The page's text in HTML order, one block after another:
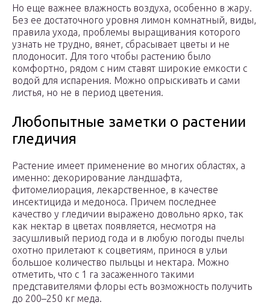
Но еще важнее влажность воздуха, особенно в жару.
Без ее достаточного уровня лимон комнатный, виды,
правила ухода, проблемы выращивания которого
узнать не трудно, вянет, сбрасывает цветы и не
плодоносит. Для того чтобы растению было
комфортно, рядом с ним ставят широкие емкости с
водой для испарения. Можно опрыскивать и сами
листья, но не в период цветения.
Любопытные заметки о растении
гледичия
Растение имеет применение во многих областях, а
именно: декорирование ландшафта,
фитомелиорация, лекарственное, в качестве
инсектицида и медоноса. Причем последнее
качество у гледичии выражено довольно ярко, так
как нектар в цветах появляется, несмотря на
засушливый период года и в любую погоды пчелы
охотно прилетают к соцветиям, принося в ульи
большое количество пыльцы и нектара. Можно
отметить, что с 1 га засаженного такими
представителями флоры есть возможность получить
до 200–250 кг меда.